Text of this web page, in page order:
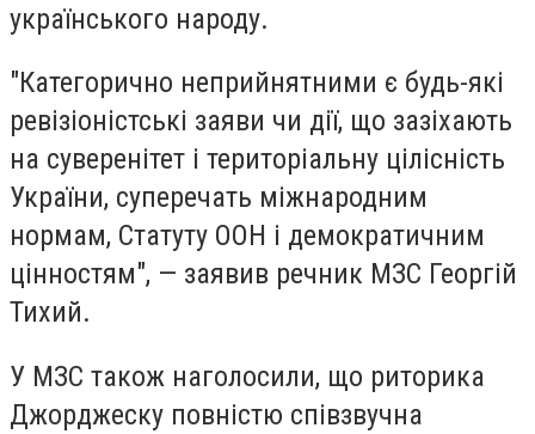
українського народу.
"Категорично неприйнятними є будь-які
ревізіоністські заяви чи дії, що зазіхають
на суверенітет і територіальну цілісність
України, суперечать міжнародним
нормам, Статуту ООН і демократичним
цінностям", — заявив речник МЗС Георгій
Тихий.
У МЗС також наголосили, що риторика
Джорджеску повністю співзвучна